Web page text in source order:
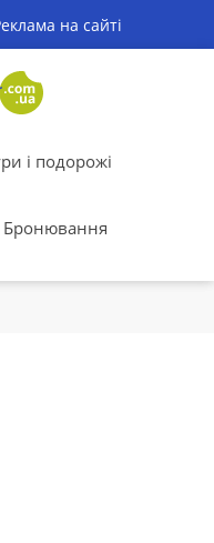
на сайті
і подорожі
Бронювання